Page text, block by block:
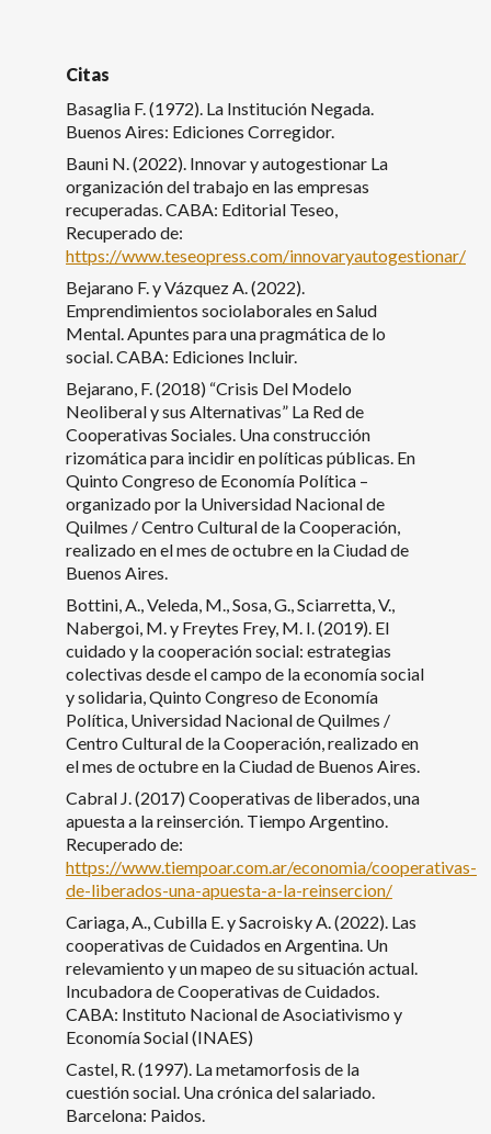
Citas
Basaglia F. (1972). La Institución Negada.
Buenos Aires: Ediciones Corregidor.
Bauni N. (2022). Innovar y autogestionar La
organización del trabajo en las empresas
recuperadas. CABA: Editorial Teseo,
Recuperado de:
https://www.teseopress.com/innovaryautogestionar/
Bejarano F. y Vázquez A. (2022).
Emprendimientos sociolaborales en Salud
Mental. Apuntes para una pragmática de lo
social. CABA: Ediciones Incluir.
Bejarano, F. (2018) “Crisis Del Modelo
Neoliberal y sus Alternativas” La Red de
Cooperativas Sociales. Una construcción
rizomática para incidir en políticas públicas. En
Quinto Congreso de Economía Política –
organizado por la Universidad Nacional de
Quilmes / Centro Cultural de la Cooperación,
realizado en el mes de octubre en la Ciudad de
Buenos Aires.
Bottini, A., Veleda, M., Sosa, G., Sciarretta, V.,
Nabergoi, M. y Freytes Frey, M. I. (2019). El
cuidado y la cooperación social: estrategias
colectivas desde el campo de la economía social
y solidaria, Quinto Congreso de Economía
Política, Universidad Nacional de Quilmes /
Centro Cultural de la Cooperación, realizado en
el mes de octubre en la Ciudad de Buenos Aires.
Cabral J. (2017) Cooperativas de liberados, una
apuesta a la reinserción. Tiempo Argentino.
Recuperado de:
https://www.tiempoar.com.ar/economia/cooperativas-
de-liberados-una-apuesta-a-la-reinsercion/
Cariaga, A., Cubilla E. y Sacroisky A. (2022). Las
cooperativas de Cuidados en Argentina. Un
relevamiento y un mapeo de su situación actual.
Incubadora de Cooperativas de Cuidados.
CABA: Instituto Nacional de Asociativismo y
Economía Social (INAES)
Castel, R. (1997). La metamorfosis de la
cuestión social. Una crónica del salariado.
Barcelona: Paidos.